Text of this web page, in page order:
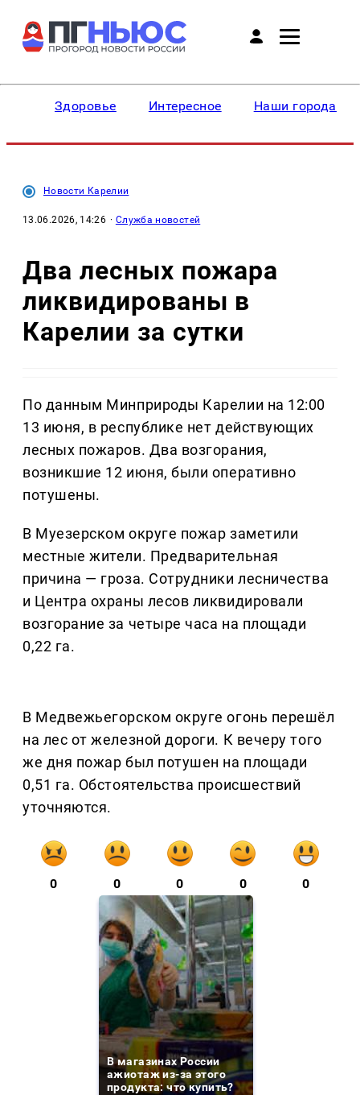
Здоровье Интересное Наши города
Новости Карелии
13.06.2026, 14:26 · Служба новостей
Два лесных пожара
ликвидированы в
Карелии за сутки
По данным Минприроды Карелии на 12:00
13 июня, в республике нет действующих
лесных пожаров. Два возгорания,
возникшие 12 июня, были оперативно
потушены.
В Муезерском округе пожар заметили
местные жители. Предварительная
причина — гроза. Сотрудники лесничества
и Центра охраны лесов ликвидировали
возгорание за четыре часа на площади
0,22 га.
В Медвежьегорском округе огонь перешёл
на лес от железной дороги. К вечеру того
же дня пожар был потушен на площади
0,51 га. Обстоятельства происшествий
уточняются.
0 0 0 0 0
В магазинах России
ажиотаж из-за этого
продукта: что купить?